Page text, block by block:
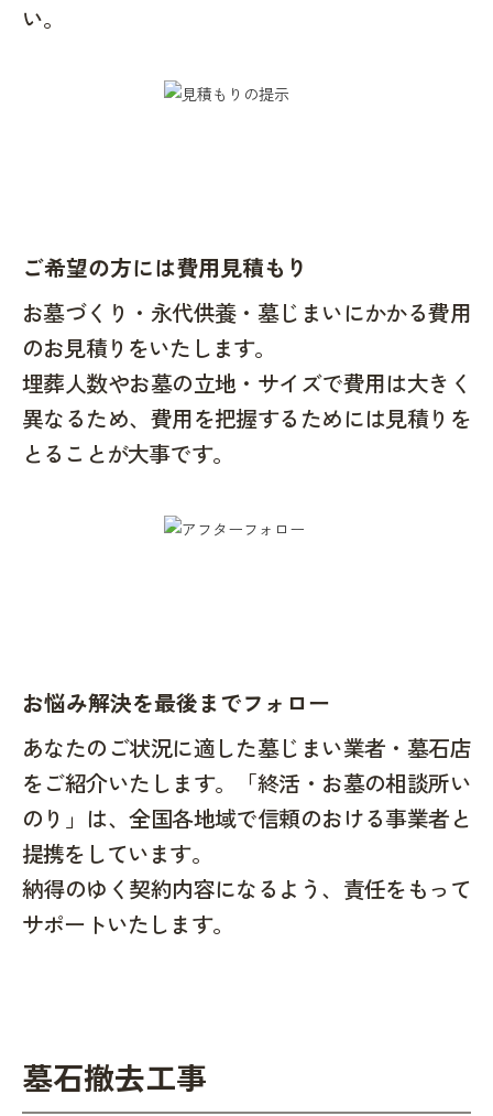
い。
ご希望の方には費用見積もり
お墓づくり・永代供養・墓じまいにかかる費用
のお見積りをいたします。
埋葬人数やお墓の立地・サイズで費用は大きく
異なるため、費用を把握するためには見積りを
とることが大事です。
お悩み解決を最後までフォロー
あなたのご状況に適した墓じまい業者・墓石店
をご紹介いたします。「終活・お墓の相談所い
のり」は、全国各地域で信頼のおける事業者と
提携をしています。
納得のゆく契約内容になるよう、責任をもって
サポートいたします。
墓石撤去工事